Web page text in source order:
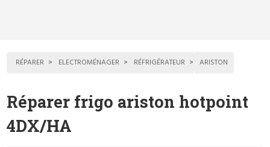
RÉPARER ELECTROMÉNAGER RÉFRIGÉRATEUR ARISTON
Réparer frigo ariston hotpoint
4DX/HA